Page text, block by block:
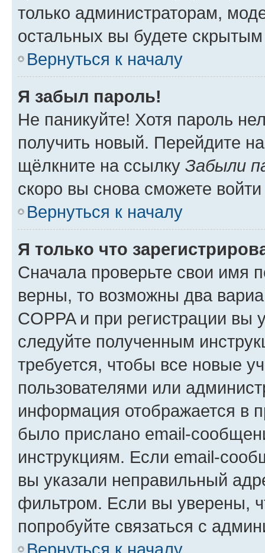
только администраторам,
остальных вы будете
Вернуться к началу
Я забыл пароль!
Не паникуйте! Хотя пароль
получить новый. Перейдите
щёлкните на ссылку Забыли
скоро вы снова сможете
Вернуться к началу
Я только что
Сначала проверьте свои имя
верны, то возможны два
COPPA и при регистрации вы
следуйте полученным
требуется, чтобы все новые
пользователями или
информация отображается в
было прислано email-
инструкциям. Если email-
вы указали неправильный
фильтром. Если вы уверены,
попробуйте связаться с
Вернуться к началу